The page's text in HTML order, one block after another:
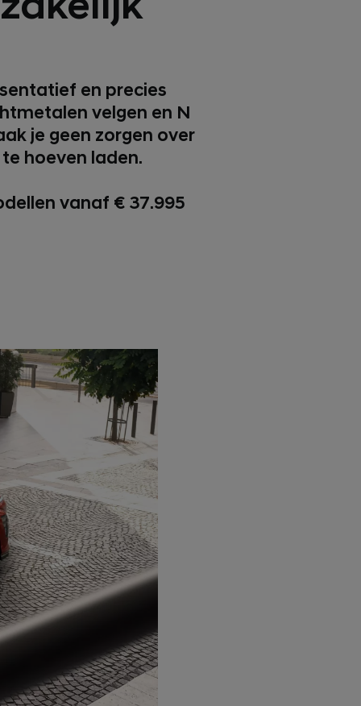
en precies
velgen en N
je geen zorgen over
hoeven laden.
vanaf € 37.995